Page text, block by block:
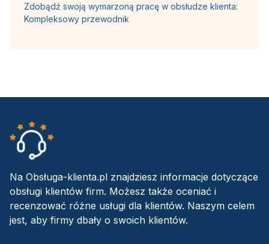
Zdobądź swoją wymarzoną pracę w obsłudze klienta:
Kompleksowy przewodnik
Na Obsługa-klienta.pl znajdziesz informacje dotyczące
obsługi klientów firm. Możesz także oceniać i
recenzować różne usługi dla klientów. Naszym celem
jest, aby firmy dbały o swoich klientów.